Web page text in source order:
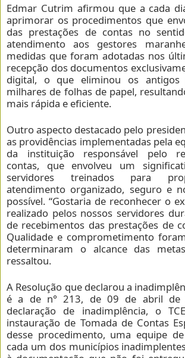
Edmar Cutrim afirmou que a cada
aprimorar os procedimentos que
das prestações de contas no
atendimento aos gestores
medidas que foram adotadas nos
recepção dos documentos
digital, o que eliminou os antigos
milhares de folhas de papel,
mais rápida e eficiente.
Outro aspecto destacado pelo
as providências implementadas pela
da instituição responsável pelo
contas, que envolveu um
servidores treinados para
atendimento organizado, seguro e
possível. “Gostaria de reconhecer o
realizado pelos nossos servidores
de recebimentos das prestações de
Qualidade e comprometimento
determinaram o alcance das metas
ressaltou.
A Resolução que declarou a
é a de n° 213, de 09 de abril de
declaração de inadimplência, o
instauração de Tomada de Contas
desse procedimento, uma equipe
cada um dos municípios